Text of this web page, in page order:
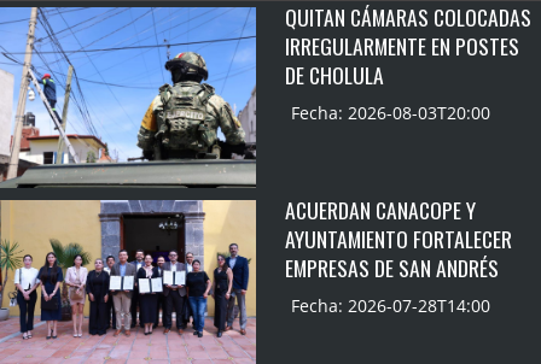
QUITAN CÁMARAS COLOCADAS
IRREGULARMENTE EN POSTES
DE CHOLULA
Fecha: 2026-08-03T20:00
ACUERDAN CANACOPE Y
AYUNTAMIENTO FORTALECER
EMPRESAS DE SAN ANDRÉS
Fecha: 2026-07-28T14:00